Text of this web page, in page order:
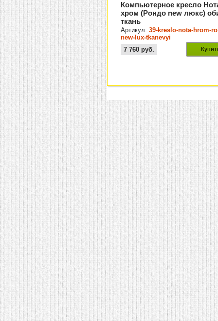
Компьютерное кресло
хром (Рондо new люкс)
ткань
Артикул:39-kreslo-nota-hrom-
new-lux-tkanevyi
7 760 руб.